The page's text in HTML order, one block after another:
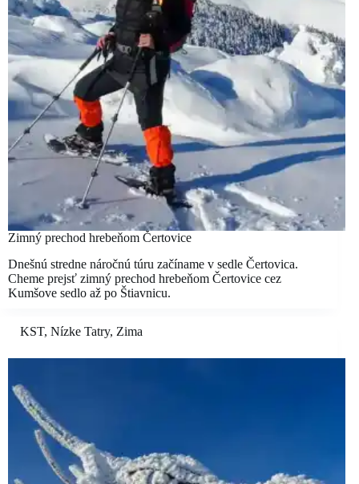
Zimný prechod hrebeňom Čertovice
Dnešnú stredne náročnú túru začíname v sedle Čertovica.
Cheme prejsť zimný prechod hrebeňom Čertovice cez
Kumšove sedlo až po Štiavnicu.
KST, Nízke Tatry, Zima